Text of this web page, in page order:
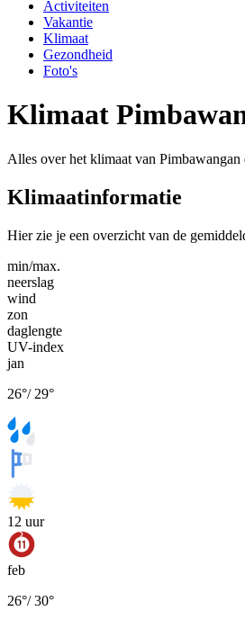
Activiteiten
Vakantie
Klimaat
Gezondheid
Foto's
Klimaat
Alles over het klimaat van
Klimaatinformatie
Hier zie je een overzicht van de
min/max.
neerslag
wind
zon
daglengte
UV-index
jan
26°/ 29°
12 uur
feb
26°/30°